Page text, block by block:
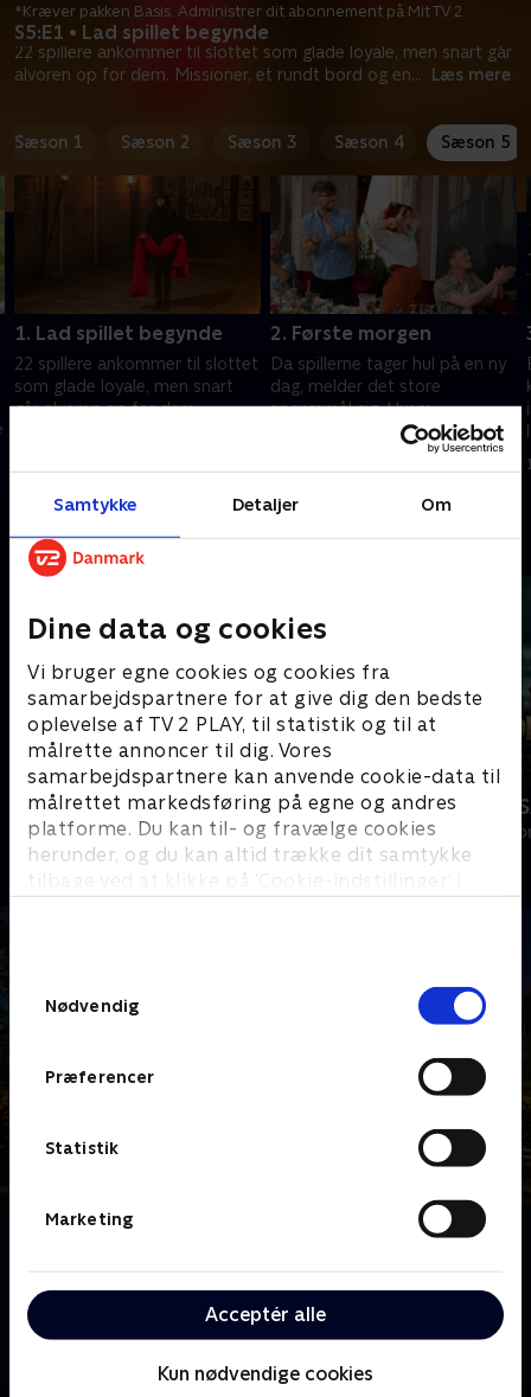
Samtykke Detaljer Om
Dine data og cookies
Vi bruger egne cookies og cookies fra
samarbejdspartnere for at give dig den bedste
oplevelse af TV 2 PLAY, til statistik og til at
målrette annoncer til dig. Vores
samarbejdspartnere kan anvende cookie-data til
målrettet markedsføring på egne og andres
platforme. Du kan til- og fravælge cookies
herunder, og du kan altid trække dit samtykke
tilbage ved at klikke på ’Cookie-indstillinger’ i
Nødvendig
Præferencer
Statistik
Marketing
Acceptér alle
Kun nødvendige cookies
S5:E1 • Lad spillet begynde
22 spillere ankommer til slottet som glade loyale, men snart går
alvoren op for dem. Missioner, et rundt bord og en... Læs mere
*Kræver pakken Basis. Administrer dit abonnement på Mit TV 2.
Sæson 1 Sæson 2 Sæson 3 Sæson 4 Sæson 5
1. Lad spillet begynde
22 spillere ankommer til slottet
som glade loyale, men snart
går alvoren op for dem.
spillet i gang!
2. Første morgen
Da spillerne tager hul på en ny
dag, melder det store
spørgsmål sig: Hvem
overlevede natten, og hvem
morgenmaden?
Andre så også
Landmand søger kærlighed
Reality • 13 sæsoner
Forræder
Reality • 2
slottet i Skotland - denne gang til en gruppe
kendisser, der er kommet for at spille det ultimative